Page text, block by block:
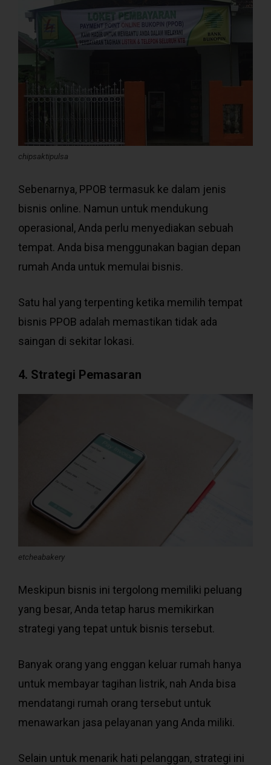
chipsaktipulsa
Sebenarnya, PPOB termasuk ke dalam jenis
bisnis online. Namun untuk mendukung
operasional, Anda perlu menyediakan sebuah
tempat. Anda bisa menggunakan bagian depan
rumah Anda untuk memulai bisnis.
Satu hal yang terpenting ketika memilih tempat
bisnis PPOB adalah memastikan tidak ada
saingan di sekitar lokasi.
4. Strategi Pemasaran
etcheabakery
Meskipun bisnis ini tergolong memiliki peluang
yang besar, Anda tetap harus memikirkan
strategi yang tepat untuk bisnis tersebut.
Banyak orang yang enggan keluar rumah hanya
untuk membayar tagihan listrik, nah Anda bisa
mendatangi rumah orang tersebut untuk
menawarkan jasa pelayanan yang Anda miliki.
Selain untuk menarik hati pelanggan, strategi ini